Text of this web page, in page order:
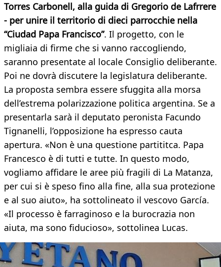
Torres Carbonell, alla guida di Gregorio de Lafrrere
- per unire il territorio di dieci parrocchie nella
“Ciudad Papa Francisco”. Il progetto, con le
migliaia di firme che si vanno raccogliendo,
saranno presentate al locale Consiglio deliberante.
Poi ne dovrà discutere la legislatura deliberante.
La proposta sembra essere sfuggita alla morsa
dell’estrema polarizzazione politica argentina. Se a
presentarla sarà il deputato peronista Facundo
Tignanelli, l’opposizione ha espresso cauta
apertura. «Non è una questione partititca. Papa
Francesco è di tutti e tutte. In questo modo,
vogliamo affidare le aree più fragili di La Matanza,
per cui si è speso fino alla fine, alla sua protezione
e al suo aiuto», ha sottolineato il vescovo García.
«Il processo è farraginoso e la burocrazia non
aiuta, ma sono fiducioso», sottolinea Lucas.